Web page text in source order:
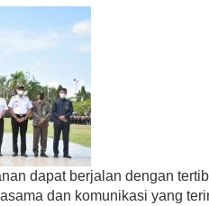
dapat berjalan dengan
dan komunikasi yang